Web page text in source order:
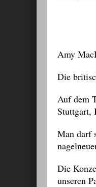
Amy
Die
Auf dem
Stuttgart,
Man darf
Die
unseren